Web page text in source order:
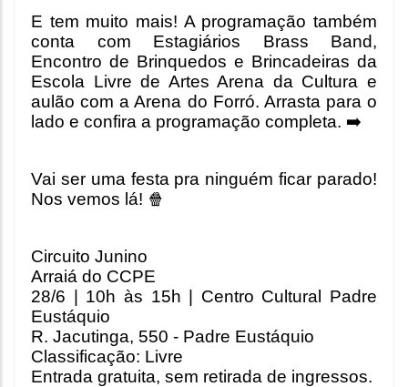
E tem muito mais! A programação também
conta com Estagiários Brass Band,
Encontro de Brinquedos e Brincadeiras da
Escola Livre de Artes Arena da Cultura e
aulão com a Arena do Forró. Arrasta para o
lado e confira a programação completa. ➡️
Vai ser uma festa pra ninguém ficar parado!
Nos vemos lá! 🍿
Circuito Junino
Arraiá do CCPE
28/6 | 10h às 15h | Centro Cultural Padre
Eustáquio
R. Jacutinga, 550 - Padre Eustáquio
Classificação: Livre
Entrada gratuita, sem retirada de ingressos.